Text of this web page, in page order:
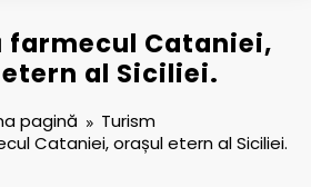
farmecul Cataniei,
al Siciliei.
pagină
Turism
Cataniei, orașul etern al Siciliei.